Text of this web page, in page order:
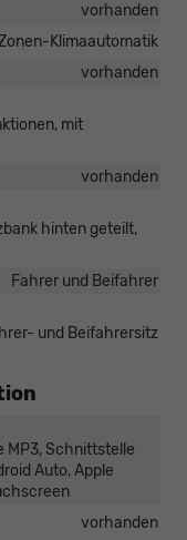
vorhanden
Klimaautomatik
vorhanden
mit
vorhanden
hinten geteilt,
Fahrer und Beifahrer
und Beifahrersitz
MP3, Schnittstelle
Auto, Apple
vorhanden